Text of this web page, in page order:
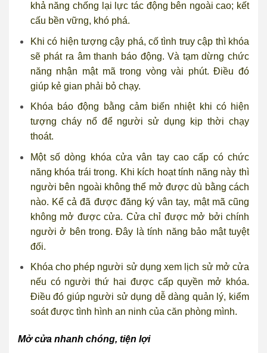
khả năng chống lại lực tác động bên ngoài cao; kết
cấu bền vững, khó phá.
Khi có hiện tượng cậy phá, cố tình truy cập thì khóa
sẽ phát ra âm thanh báo động. Và tạm dừng chức
năng nhận mật mã trong vòng vài phút. Điều đó
giúp kẻ gian phải bỏ chạy.
Khóa báo động bằng cảm biến nhiệt khi có hiện
tượng cháy nổ để người sử dụng kịp thời chạy
thoát.
Một số dòng khóa cửa vân tay cao cấp có chức
năng khóa trái trong. Khi kích hoạt tính năng này thì
người bên ngoài không thể mở được dù bằng cách
nào. Kể cả đã được đăng ký vân tay, mật mã cũng
không mở được cửa. Cửa chỉ được mở bởi chính
người ở bên trong. Đây là tính năng bảo mật tuyệt
đối.
Khóa cho phép người sử dụng xem lịch sử mở cửa
nếu có người thứ hai được cấp quyền mở khóa.
Điều đó giúp người sử dụng dễ dàng quản lý, kiểm
soát được tình hình an ninh của căn phòng mình.
Mở cửa nhanh chóng, tiện lợi